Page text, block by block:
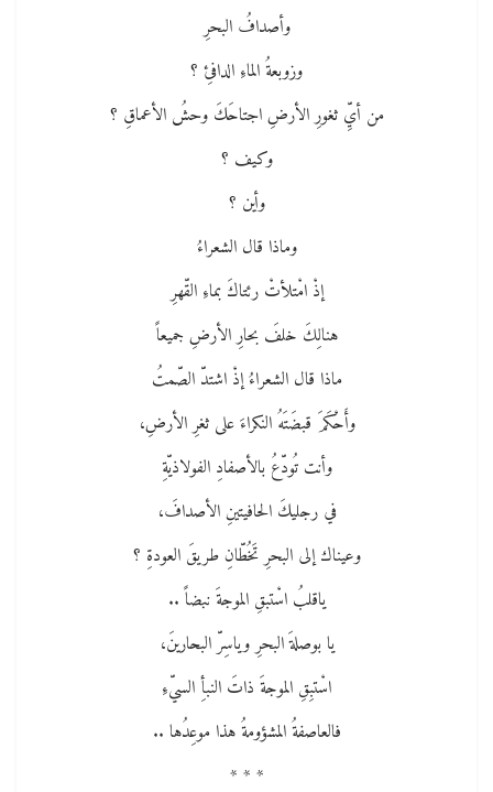
وأصدافُ البحرِ
وزوبعةُ الماءِ الدافئِ ؟
من أيِّ ثغورِ الأرضِ اجتاحَكَ وحشُ الأعماقِ ؟
وكيف ؟
وأين ؟
وماذا قال الشعراءُ
إذْ امْتلأتْ رئتاكَ بماءِ القّهرِ
هنالِكَ خلفَ بحارِ الأرضِ جميعاً
ماذا قال الشعراءُ إذْ اشتدّ الصّمتُ
وأَحْكَمَ قبضَتَهُ النكراءَ على ثغرِ الأرضِ،
وأنت تُودّعُ بالأصفادِ الفولاذيّةِ
في رجليكَ الحافيتينِ الأصدافَ،
وعيناك إلى البحرِ تَخُطّانِ طريقَ العودةِ ؟
ياقلبُ اسْتبقِ الموجةَ نبضاً ..
يا بوصلةَ البحرِ وياسِرّ البحارينَ،
اسْتبِقِ الموجةَ ذاتَ النبأِ السيّءِ
فالعاصفةُ المشؤومةُ هذا موعِدُها ..
* * *